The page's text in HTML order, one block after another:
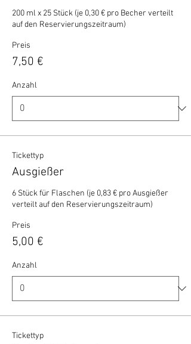
200 ml x 25 Stück (je 0,30 € pro Becher verteilt
auf den Reservierungszeitraum)
Preis
7,50 €
Anzahl
Tickettyp
Ausgießer
6 Stück für Flaschen (je 0,83 € pro Ausgießer
verteilt auf den Reservierungszeitraum)
Preis
5,00 €
Anzahl
Tickettyp